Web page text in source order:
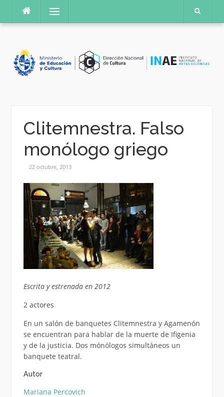
contenido
Menú
Clitemnestra. Falso
monólogo griego
22 octubre, 2013
Escrita y estrenada en 2012
2 actores
En un salón de banquetes Clitemnestra y Agamenón
se encuentran para hablar de la muerte de Ifigenia
y de la justicia. Dos mónólogos simultáneos un
banquete teatral.
Autor
Mariana Percovich